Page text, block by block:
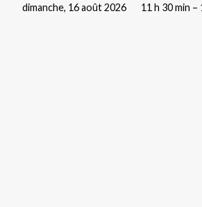
dimanche, 16 août 2026 11 h 30 min –